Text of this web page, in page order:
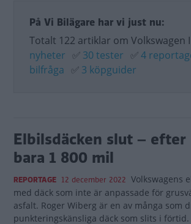
På Vi Bilägare har vi just nu:
Totalt 122 artiklar om Volkswagen
nyheter ✅ 30 tester ✅4
bilfråga ✅ 3 köpguider
Elbilsdäcken slut – efter
bara 1 800 mil
REPORTAGE 12 december 2022 Volkswagens
med däck som inte är anpassade för
asfalt. Roger Wiberg är en av många som
punkteringskänsliga däck som slits i förtid.